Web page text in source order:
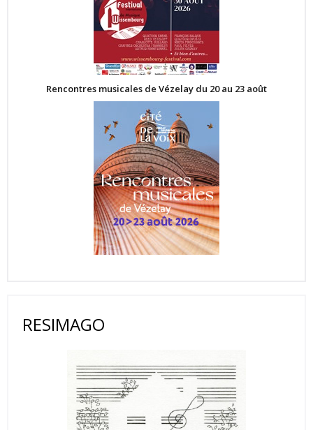
Rencontres musicales de Vézelay du 20 au 23 août
RESIMAGO